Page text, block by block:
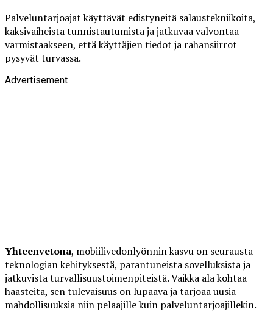
Palveluntarjoajat käyttävät edistyneitä salaustekniikoita,
kaksivaiheista tunnistautumista ja jatkuvaa valvontaa
varmistaakseen, että käyttäjien tiedot ja rahansiirrot
pysyvät turvassa.
Advertisement
Yhteenvetona, mobiilivedonlyönnin kasvu on seurausta
teknologian kehityksestä, parantuneista sovelluksista ja
jatkuvista turvallisuustoimenpiteistä. Vaikka ala kohtaa
haasteita, sen tulevaisuus on lupaava ja tarjoaa uusia
mahdollisuuksia niin pelaajille kuin palveluntarjoajillekin.